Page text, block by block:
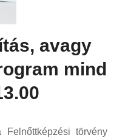
avagy
mind
törvény